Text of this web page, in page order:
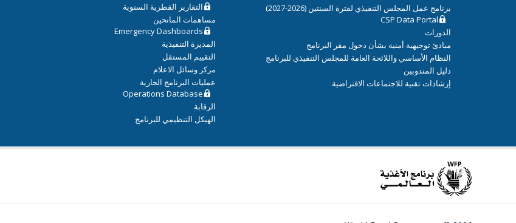
برنامج عمل المجلس التنفيذي لفترة السنتين (2026-2027)
CSP Data Portal
الدورات
مبادئ توجيهية أمنية بشأن دخول مقر البرنامج
النظام الأساسي واللائحة العامة للمجلس التنفيذي للبرنامج
دليل المندوبين
إرشادات تقنية للاجتماعات الافتراضية
التقارير القطرية السنوية
مساهمات المانحين
Emergency Dashboards
المديرة التنفيذية
التقييم المستقل
مركز وسائل الاعلام
عمليات البرنامج الجارية
Operations Database
الرقابة
الهيكل التنظيمي للبرنامج